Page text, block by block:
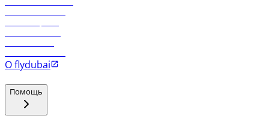
О flydubai
Помощь